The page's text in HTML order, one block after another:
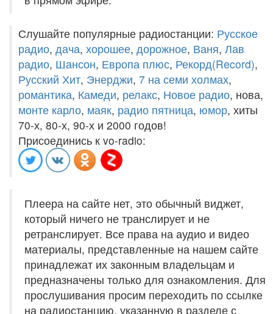
Слушайте популярные радиостанции: Русское
радио, дача, хорошее, дорожное, Ваня, Лав
радио, Шансон, Европа плюс, Рекорд(Record),
Русский Хит, Энерджи, 7 на семи холмах,
романтика, Камеди, релакс, Новое радио, нова,
монте карло, маяк, радио пятница, юмор, хиты
70-х, 80-х, 90-х и 2000 годов!
Присоединись к vo-radio:
Плеера на сайте нет, это обычный виджет,
который ничего не транслирует и не
ретранслирует. Все права на аудио и видео
материалы, представленные на нашем сайте
принадлежат их законным владельцам и
предназначены только для ознакомления. Для
прослушивания просим переходить по ссылке
на радиостанцию, указанную в разделе с